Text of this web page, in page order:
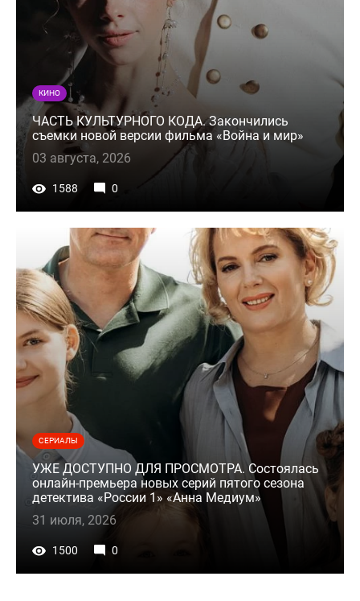
КИНО
ЧАСТЬ КУЛЬТУРНОГО КОДА. Закончились
съемки новой версии фильма «Война и мир»
03 августа, 2026
1588 0
СЕРИАЛЫ
УЖЕ ДОСТУПНО ДЛЯ ПРОСМОТРА. Состоялась
онлайн-премьера новых серий пятого сезона
детектива «России 1» «Анна Медиум»
31 июля, 2026
1500 0